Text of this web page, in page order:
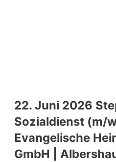
22. Juni 2026
Sozialdienst (m/
Evangelische
GmbH |